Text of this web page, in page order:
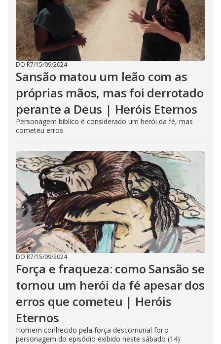
DO R7/15/09/2024
Sansão matou um leão com as
próprias mãos, mas foi derrotado
perante a Deus | Heróis Eternos
Personagem bíblico é considerado um herói da fé, mas
cometeu erros
DO R7/15/09/2024
Força e fraqueza: como Sansão se
tornou um herói da fé apesar dos
erros que cometeu | Heróis
Eternos
Homem conhecido pela força descomunal foi o
personagem do episódio exibido neste sábado (14)